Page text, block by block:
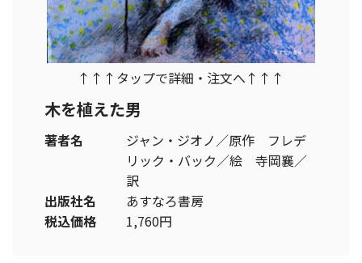
↑↑↑タップで詳細・注文へ↑↑↑
木を植えた男
著者名
ジャン・ジオノ／原作 フレデ
リック・バック／絵 寺岡襄／
訳
出版社名
あすなろ書房
税込価格
1,760円